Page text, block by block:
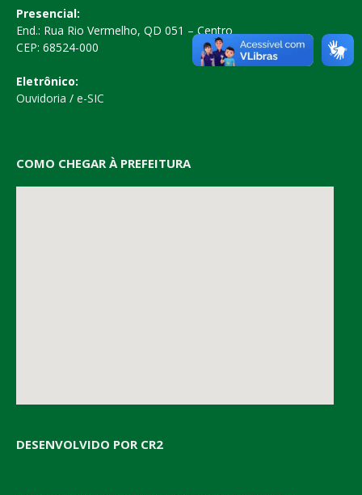
Presencial:
End.: Rua Rio Vermelho, QD 051 – Centro
CEP: 68524-000
Eletrônico:
Ouvidoria / e-SIC
COMO CHEGAR À PREFEITURA
DESENVOLVIDO POR CR2